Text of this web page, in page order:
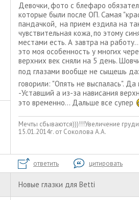
Девочки, фото с блефаро
которые были после ОП. Самая
пандачкой, на прием ездила на
чувствительная кожа, по этому
местами есть. А завтра на
это моя особенность у многих
верхних век сняли на 5 день.
под глазами вообще не сыщешь
говорили: "Опять не выспалась".
-Уставший а из-за нависания
это временно... Дальше все супер
Мечты сбываются)))!!!Увеличение
15.01.2014г. от Соколова А.А.
ответить цитировать
Новые глазки для Betti